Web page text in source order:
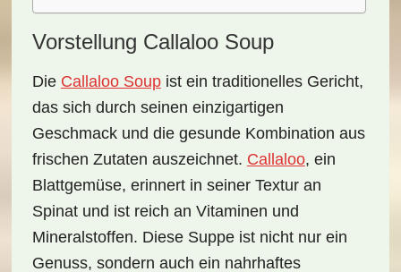
Vorstellung Callaloo Soup
Die Callaloo Soupist ein traditionelles Gericht,
das sich durch seinen einzigartigen
Geschmack und die gesunde Kombination aus
frischen Zutaten auszeichnet. Callaloo, ein
Blattgemüse, erinnert in seiner Textur an
Spinat und ist reich an Vitaminen und
Mineralstoffen. Diese Suppe ist nicht nur ein
Genuss, sondern auch ein nahrhaftes